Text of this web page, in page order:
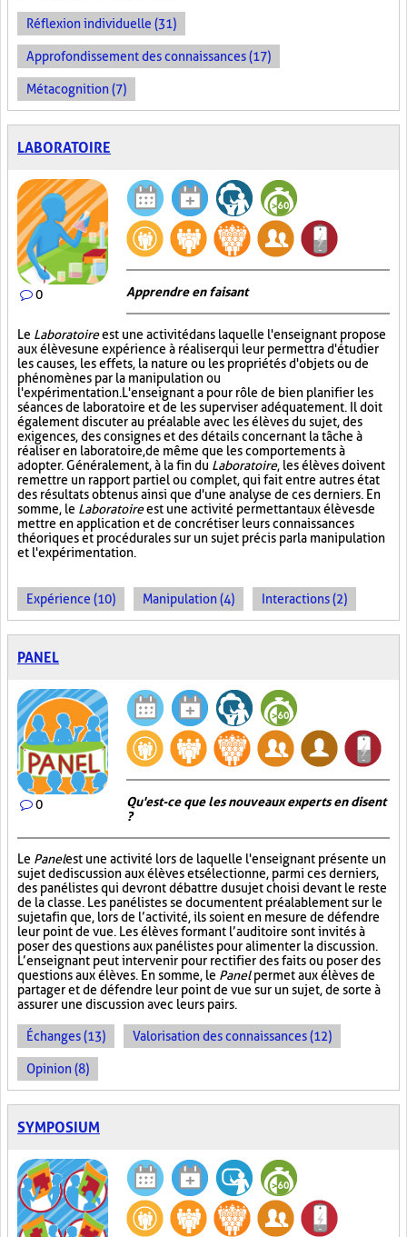
Réflexion individuelle (31)
Approfondissement des connaissances (17)
Métacognition (7)
LABORATOIRE
0 Apprendre en faisant
Le Laboratoireest une activité dans laquelle l'enseignant propose
aux élèves une expérience à réaliser qui leur permettra d'étudier
les causes, les effets, la nature ou les propriétés d'objets ou de
phénomènes par la manipulation ou
l'expérimentation. L'enseignant a pour rôle de bien planifier les
séances de laboratoire et de les superviser adéquatement. Il doit
également discuter au préalable avec les élèves du sujet, des
exigences, des consignes et des détails concernant la tâche à
réaliser en laboratoire, de même que les comportements à
adopter. Généralement, à la fin du Laboratoire, les élèves doivent
remettre un rapport partiel ou complet, qui fait entre autres état
des résultats obtenus ainsi que d'une analyse de ces derniers. En
somme, le Laboratoireest une activité permettant aux élèves de
mettre en application et de concrétiser leurs connaissances
théoriques et procédurales sur un sujet précis par la manipulation
et l'expérimentation.
Expérience (10) Manipulation (4) Interactions (2)
PANEL
0
Qu'est-ce que les nouveaux experts en disent
?
Le Panelest une activité lors de laquelle l'enseignant présente un
sujet de discussion aux élèves et sélectionne, parmi ces derniers,
des panélistes qui devront débattre du sujet choisi devant le reste
de la classe. Les panélistes se documentent préalablement sur le
sujet afin que, lors de l’activité, ils soient en mesure de défendre
leur point de vue. Les élèves formant l’auditoire sont invités à
poser des questions aux panélistes pour alimenter la discussion.
L’enseignant peut intervenir pour rectifier des faits ou poser des
questions aux élèves. En somme, le Panelpermet aux élèves de
partager et de défendre leur point de vue sur un sujet, de sorte à
assurer une discussion avec leurs pairs.
Échanges (13) Valorisation des connaissances (12)
Opinion (8)
SYMPOSIUM